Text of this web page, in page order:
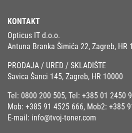
KONTAKT
Opticus IT d.o.o.
Antuna Branka Šimića 22, Zagreb, HR
PRODAJA / URED / SKLADIŠTE
Savica Šanci 145, Zagreb, HR 10000
Tel: 0800 200 505, Tel: +385 01 2450
Mob: +385 91 4525 666, Mob2: +385
E-mail: info@tvoj-toner.com